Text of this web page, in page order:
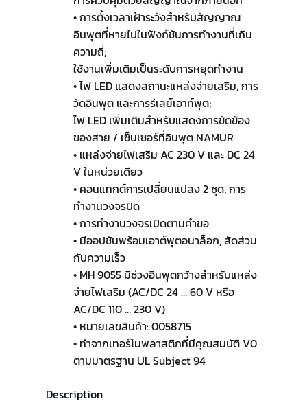
• การตั้งเวลาเฝ้าระวังสำหรับสัญญาณ
อินพุตที่หายไปในฟังก์ชันการทำงานที่เกิน
ความถี่;
ใช้งานเพิ่มเติมเป็นระดับการหยุดทำงาน
• ไฟ LED แสดงสถานะแหล่งจ่ายเสริม, การ
วัดอินพุต และการรีเลย์เอาท์พุต;
ไฟ LED เพิ่มเติมสำหรับแสดงการขัดข้อง
ของสาย / เซ็นเซอร์ที่อินพุต NAMUR
• แหล่งจ่ายไฟเสริม AC 230 V และ DC 24
V ในหน่วยเดียว
• คอนแทกต์การเปลี่ยนแปลง 2 ชุด, การ
ทำงานวงจรปิด
• การทำงานวงจรเปิดตามคำขอ
• มีออปชันพร้อมเอาต์พุตอนาล็อก, สัดส่วน
กับความเร็ว
• MH 9055 มีช่วงอินพุตกว้างสำหรับแหล่ง
จ่ายไฟเสริม (AC/DC 24 … 60 V หรือ
AC/DC 110 … 230 V)
• หมายเลขสินค้า: 0058715
• ทำจากเทอร์โมพลาสติกที่มีคุณสมบัติ V0
ตามมาตรฐาน UL Subject 94
Description